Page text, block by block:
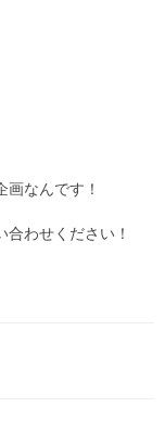
なんです！
わせください！